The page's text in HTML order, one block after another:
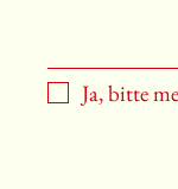
Ja, bitte